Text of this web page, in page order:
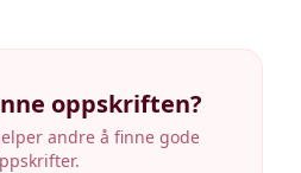
oppskriften?
andre å finne gode